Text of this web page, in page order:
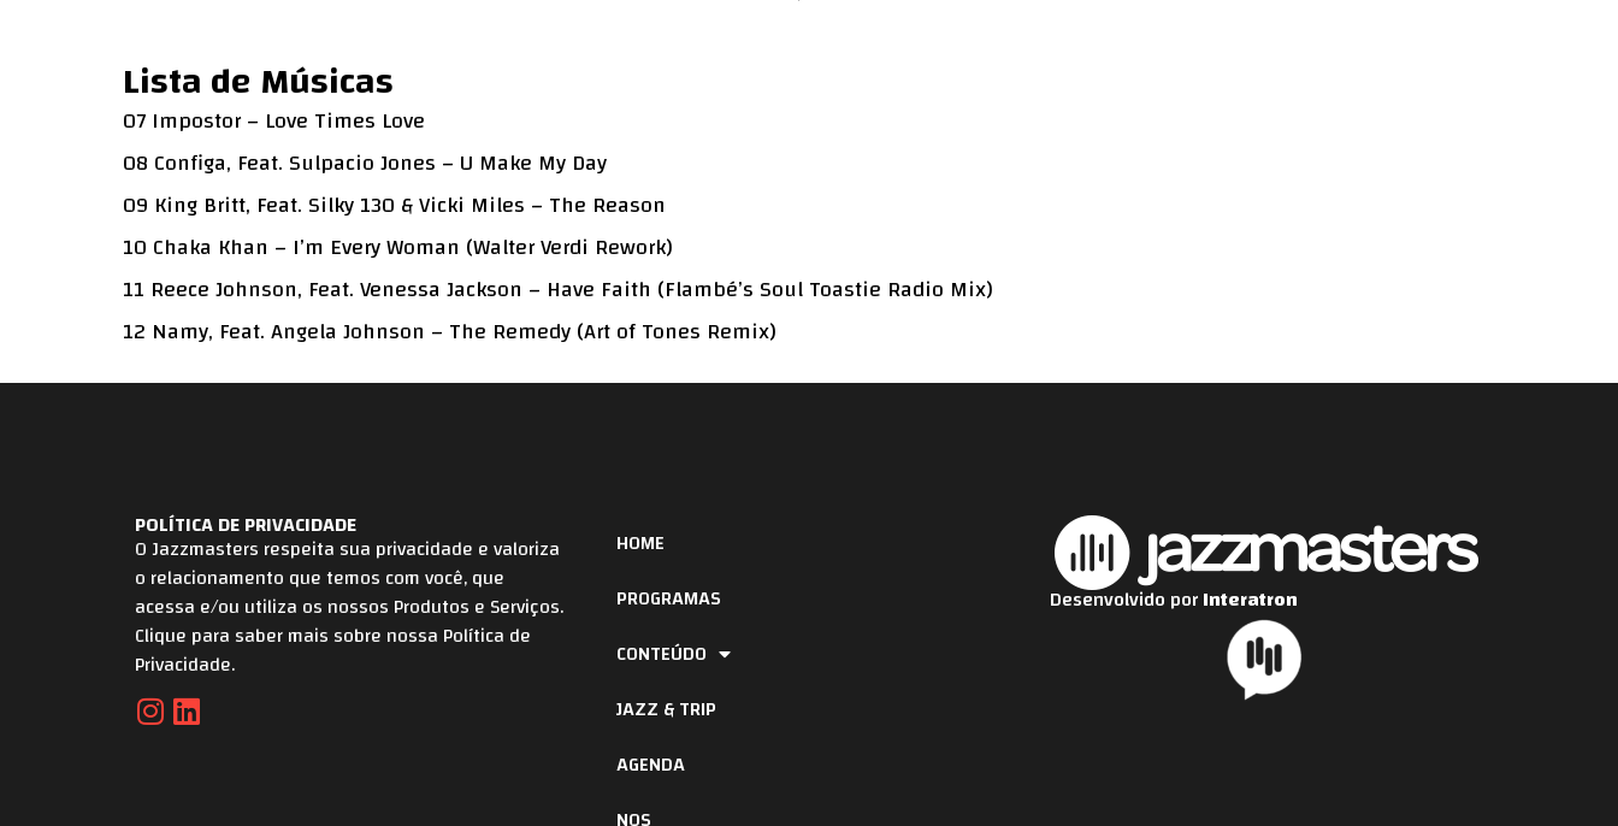
Lista de Músicas
07 Impostor – Love Times Love
08 Configa, Feat. Sulpacio Jones – U Make My Day
09 King Britt, Feat. Silky 130 & Vicki Miles – The Reason
10 Chaka Khan – I’m Every Woman (Walter Verdi Rework)
11 Reece Johnson, Feat. Venessa Jackson – Have Faith (Flambé’s Soul Toastie Radio Mix)
12 Namy, Feat. Angela Johnson – The Remedy (Art of Tones Remix)
POLÍTICA DE PRIVACIDADE
O Jazzmasters respeita sua privacidade e valoriza
o relacionamento que temos com você, que
acessa e/ou utiliza os nossos Produtos e Serviços.
Clique para saber mais sobre nossa Política de
Privacidade.
HOME
PROGRAMAS
CONTEÚDO
JAZZ & TRIP
AGENDA
Desenvolvido porInteratron